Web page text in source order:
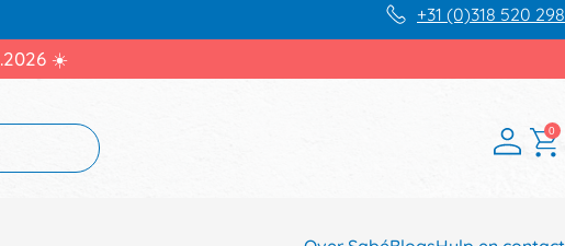
+31 (0)318 520 298
☀️
0